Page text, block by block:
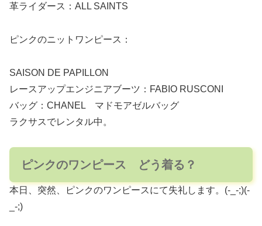
革ライダース：ALL SAINTS
ピンクのニットワンピース：
SAISON DE PAPILLON
レースアップエンジニアブーツ：FABIO RUSCONI
バッグ：CHANEL マドモアゼルバッグ
ラクサスでレンタル中。
ピンクのワンピース どう着る？
本日、突然、ピンクのワンピースにて失礼します。(-_-;)(-
_-;)